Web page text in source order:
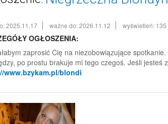
2025.11.17 ważne do: 2026.11.12 wyświetleń: 135
OGŁOSZENIA:
zaprosić Cię na niezobowiązujące
po prostu brakuje mi tego czegoś. Jeśli
www.bzykam.pl/blondi